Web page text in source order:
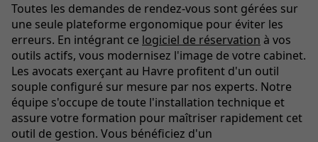
Toutes les demandes de rendez-vous sont gérées sur
une seule plateforme ergonomique pour éviter les
erreurs. En intégrant ce logiciel de réservation à vos
outils actifs, vous modernisez l'image de votre cabinet.
Les avocats exerçant au Havre profitent d'un outil
souple configuré sur mesure par nos experts. Notre
équipe s'occupe de toute l'installation technique et
assure votre formation pour maîtriser rapidement cet
outil de gestion. Vous bénéficiez d'un